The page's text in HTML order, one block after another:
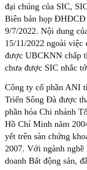
đại chúng của SIC,
Biên bản họp ĐHĐCĐ
9/7/2022. Nội dung
15/11/2022 ngoài
được UBCKNN chấp
chưa được SIC nhắc
Công ty cổ phần ANI
Triển Sông Đà được
phần hóa Chi nhánh
Hồ Chí Minh năm
yết trên sàn chứng
2007. Với ngành
doanh Bất động sản,